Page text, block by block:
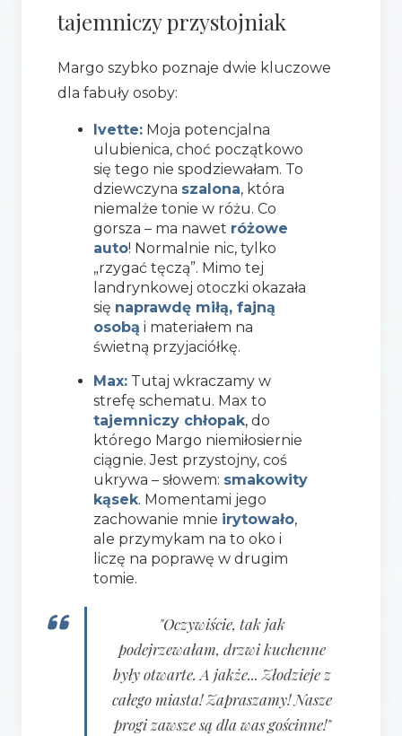
tajemniczy przystojniak
Margo szybko poznaje dwie kluczowe
dla fabuły osoby:
Ivette:Moja potencjalna
ulubienica, choć początkowo
się tego nie spodziewałam. To
dziewczyna szalona, która
niemalże tonie w różu. Co
gorsza – ma nawet różowe
auto! Normalnie nic, tylko
„rzygać tęczą”. Mimo tej
landrynkowej otoczki okazała
się naprawdę miłą, fajną
osobą i materiałem na
świetną przyjaciółkę.
Max:Tutaj wkraczamy w
strefę schematu. Max to
tajemniczy chłopak, do
którego Margo niemiłosiernie
ciągnie. Jest przystojny, coś
ukrywa – słowem: smakowity
kąsek. Momentami jego
zachowanie mnie irytowało,
ale przymykam na to oko i
liczę na poprawę w drugim
tomie.
"Oczywiście, tak jak
podejrzewałam, drzwi kuchenne
były otwarte. A jakże... Złodzieje z
całego miasta! Zapraszamy! Nasze
progi zawsze są dla was gościnne!"